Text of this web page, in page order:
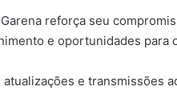
reforça seu
e oportunidades para
e transmissões